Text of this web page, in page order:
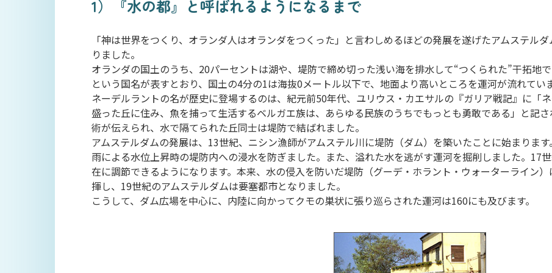
1）『水の都』と呼ばれるようになるまで
「神は世界をつくり、オランダ人はオランダをつくった」と言わしめるほどの発展を遂げたアムステル
りました。
オランダの国土のうち、20パーセントは湖や、堤防で締め切った浅い海を排水して“つくられた”干拓地
という国名が表すとおり、国土の4分の1は海抜0メートル以下で、地面より高いところを運河が流れていま
ネーデルラントの名が歴史に登場するのは、紀元前50年代、ユリウス・カエサルの『ガリア戦記』に「
盛った丘に住み、魚を捕って生活するベルガエ族は、あらゆる民族のうちでもっとも勇敢である」と記
術が伝えられ、水で隔てられた丘同士は堤防で結ばれました。
アムステルダムの発展は、13世紀、ニシン漁師がアムステル川に堤防（ダム）を築いたことに始まりま
雨による水位上昇時の堤防内への浸水を防ぎました。また、溢れた水を逃がす運河を掘削しました。17
在に調節できるようになります。本来、水の侵入を防いだ堤防（グーデ・ホラント・ウォーターライン
揮し、19世紀のアムステルダムは要塞都市となりました。
こうして、ダム広場を中心に、内陸に向かってクモの巣状に張り巡らされた運河は160にも及びます。